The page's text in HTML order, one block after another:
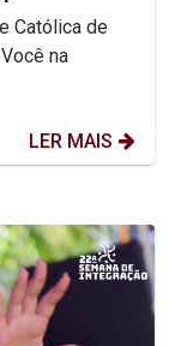
Católica de
na
LER MAIS